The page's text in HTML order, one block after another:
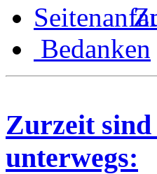
Bedanken
Zurzeit sind
unterwegs: